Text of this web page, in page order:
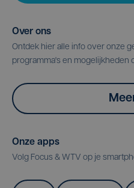
Over ons
Ontdek hier alle info over onze
programma's en mogelijkheden
Onze apps
Volg Focus & WTV op je